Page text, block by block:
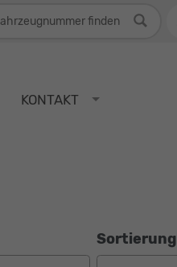
KONTAKT
Sortierung